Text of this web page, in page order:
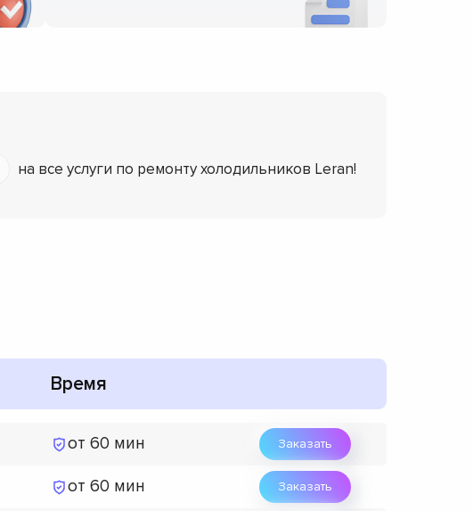
на все услуги по ремонту холодильников Leran!
Время
от 60 мин Заказать
от 60 мин Заказать